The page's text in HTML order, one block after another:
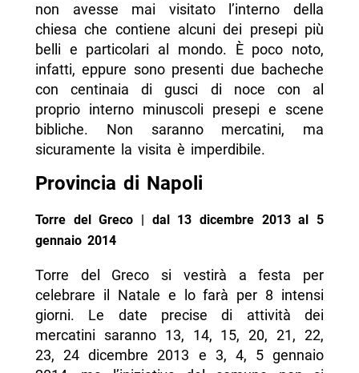
non avesse mai visitato l’interno della
chiesa che contiene alcuni dei presepi più
belli e particolari al mondo. È poco noto,
infatti, eppure sono presenti due bacheche
con centinaia di gusci di noce con al
proprio interno minuscoli presepi e scene
bibliche. Non saranno mercatini, ma
sicuramente la visita è imperdibile.
Provincia di Napoli
Torre del Greco | dal 13 dicembre 2013 al 5
gennaio 2014
Torre del Greco si vestirà a festa per
celebrare il Natale e lo farà per 8 intensi
giorni. Le date precise di attività dei
mercatini saranno 13, 14, 15, 20, 21, 22,
23, 24 dicembre 2013 e 3, 4, 5 gennaio